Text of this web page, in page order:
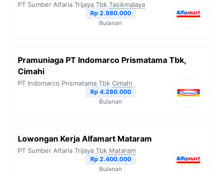
PT Sumber Alfaria Trijaya Tbk Tasikmalaya
Rp 2.980.000
Bulanan
Pramuniaga PT Indomarco Prismatama Tbk,
Cimahi
PT Indomarco Prismatama Tbk Cimahi
Rp 4.280.000
Bulanan
Lowongan Kerja Alfamart Mataram
PT Sumber Alfaria Trijaya Tbk Mataram
Rp 2.400.000
Bulanan